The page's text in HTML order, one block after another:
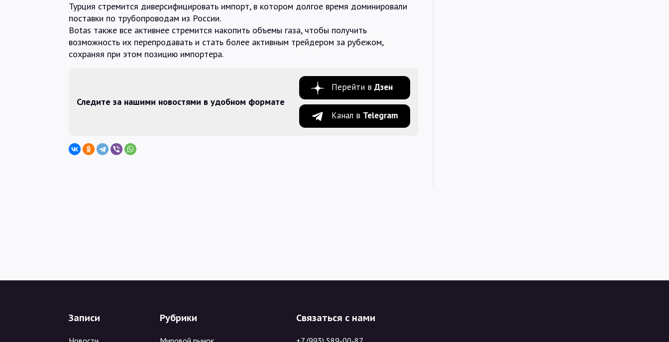
Турция стремится диверсифицировать импорт, в котором долгое время доминировали
поставки по трубопроводам из России.
Botas также все активнее стремится накопить объемы газа, чтобы получить
возможность их перепродавать и стать более активным трейдером за рубежом,
сохраняя при этом позицию импортера.
Следите за нашими новостями в удобном формате
Перейти в Дзен
Канал в Telegram
Записи Рубрики Связаться с нами